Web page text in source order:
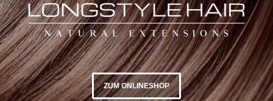
ZUM ONLINESHOP